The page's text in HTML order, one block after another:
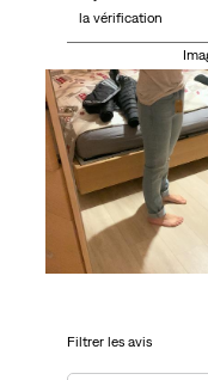
attribuer
à
l'article.
Cette
action
ouvrira
le
formulaire
de
2
à
Cette
action
ouvrira
le
de
la vérification
Filtrer les avis